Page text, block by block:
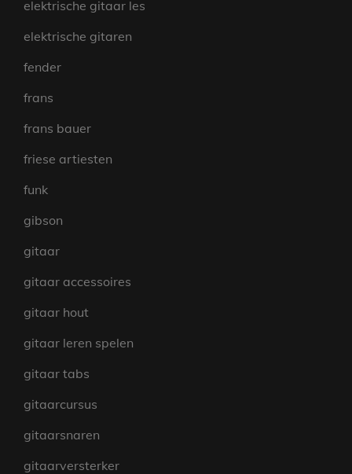
elektrische gitaar les
elektrische gitaren
fender
frans
frans bauer
friese artiesten
funk
gibson
gitaar
gitaar accessoires
gitaar hout
gitaar leren spelen
gitaar tabs
gitaarcursus
gitaarsnaren
gitaarversterker